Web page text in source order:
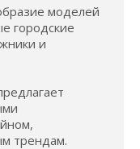
моделей
городские
и
трендам.